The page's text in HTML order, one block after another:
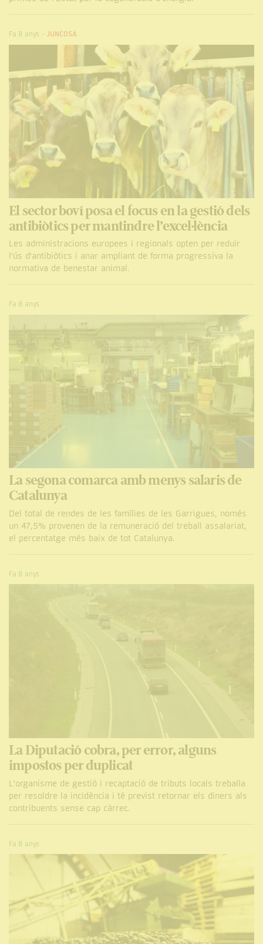
Fa 8 anys -JUNCOSA
El sector boví posa el focus en la gestió dels
antibiòtics per mantindre l’excel·lència
Les administracions europees i regionals opten per reduir
l'ús d'antibiòtics i anar ampliant de forma progressiva la
normativa de benestar animal.
Fa 8 anys
La segona comarca amb menys salaris de
Catalunya
Del total de rendes de les famílies de les Garrigues, només
un 47,5% provenen de la remuneració del treball assalariat,
el percentatge més baix de tot Catalunya.
Fa 8 anys
La Diputació cobra, per error, alguns
impostos per duplicat
L'organisme de gestió i recaptació de tributs locals treballa
per resoldre la incidència i té previst retornar els diners als
contribuents sense cap càrrec.
Fa 8 anys